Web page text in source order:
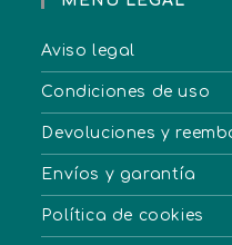
Aviso legal
Condiciones de uso
Devoluciones y
Envíos y garantía
Política de cookies